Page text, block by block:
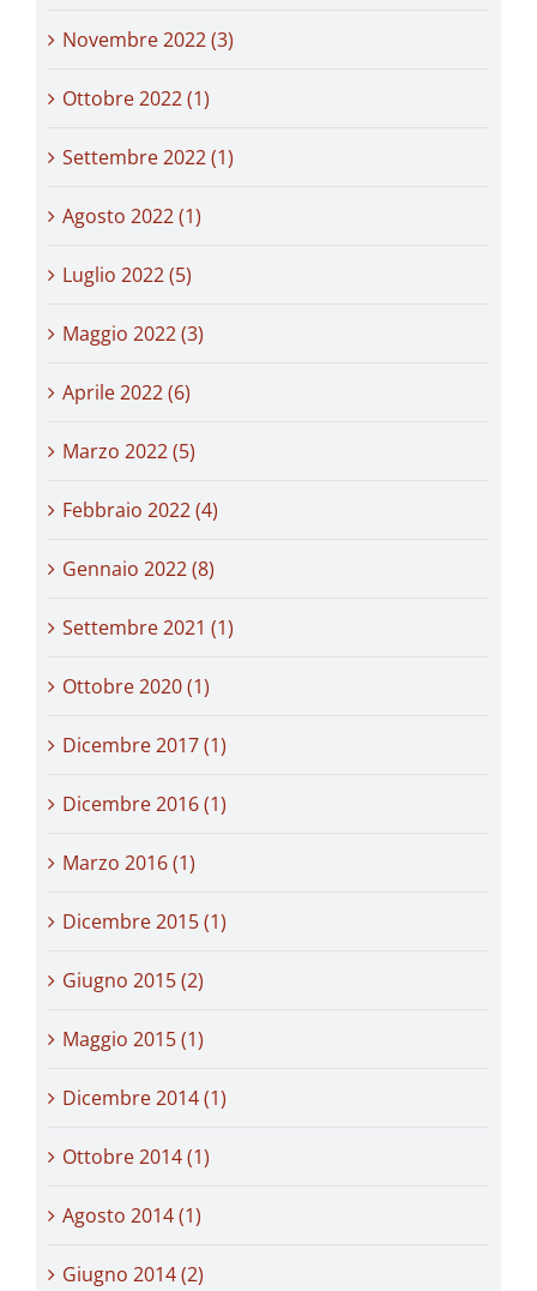
Novembre 2022 (3)
Ottobre 2022 (1)
Settembre 2022 (1)
Agosto 2022 (1)
Luglio 2022 (5)
Maggio 2022 (3)
Aprile 2022 (6)
Marzo 2022 (5)
Febbraio 2022 (4)
Gennaio 2022 (8)
Settembre 2021 (1)
Ottobre 2020 (1)
Dicembre 2017 (1)
Dicembre 2016 (1)
Marzo 2016 (1)
Dicembre 2015 (1)
Giugno 2015 (2)
Maggio 2015 (1)
Dicembre 2014 (1)
Ottobre 2014 (1)
Agosto 2014 (1)
Giugno 2014 (2)